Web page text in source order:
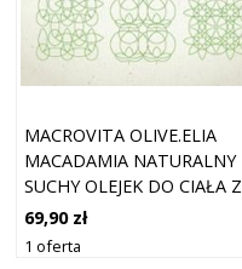
MACROVITA OLIVE.ELIA
MACADAMIA NATURALNY
SUCHY OLEJEK DO CIAŁA Z
BIO-OLIWĄ I OLEJKIEM Z
ORZECHÓW MAKADAMIA
69,90 zł
1 oferta